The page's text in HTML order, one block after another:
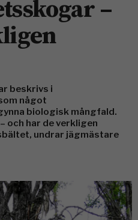
–
beskrivs i
något
biologisk mångfald.
och har de verkligen
undrar jägmästare